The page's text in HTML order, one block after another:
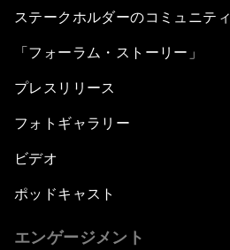
ステークホルダーのコミュニティ
「フォーラム・ストーリー」
プレスリリース
フォトギャラリー
ビデオ
ポッドキャスト
エンゲージメント